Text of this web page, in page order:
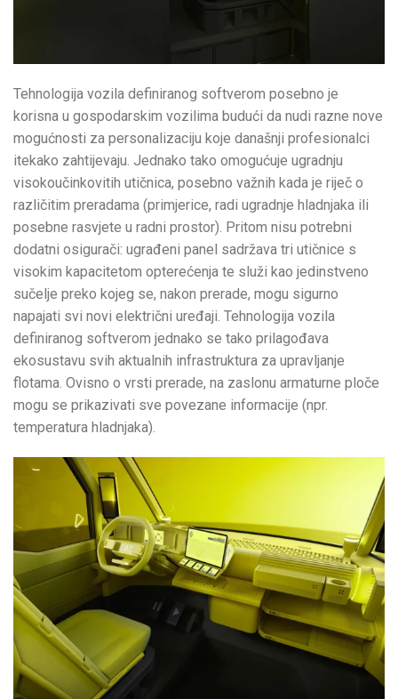
Tehnologija vozila definiranog softverom posebno je
korisna u gospodarskim vozilima budući da nudi razne nove
mogućnosti za personalizaciju koje današnji profesionalci
itekako zahtijevaju. Jednako tako omogućuje ugradnju
visokoučinkovitih utičnica, posebno važnih kada je riječ o
različitim preradama (primjerice, radi ugradnje hladnjaka ili
posebne rasvjete u radni prostor). Pritom nisu potrebni
dodatni osigurači: ugrađeni panel sadržava tri utičnice s
visokim kapacitetom opterećenja te služi kao jedinstveno
sučelje preko kojeg se, nakon prerade, mogu sigurno
napajati svi novi električni uređaji. Tehnologija vozila
definiranog softverom jednako se tako prilagođava
ekosustavu svih aktualnih infrastruktura za upravljanje
flotama. Ovisno o vrsti prerade, na zaslonu armaturne ploče
mogu se prikazivati sve povezane informacije (npr.
temperatura hladnjaka).